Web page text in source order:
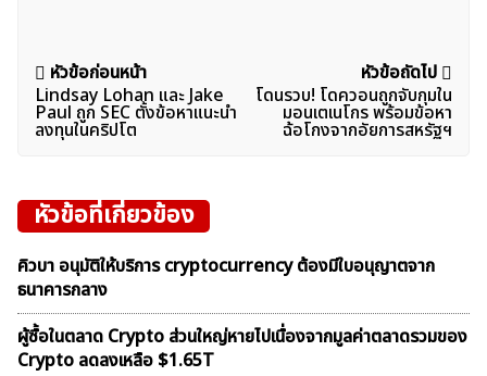
แนะแนว
เรื่อง
หัวข้อก่อนหน้า
Lindsay Lohan และ Jake
Paul ถูก SEC ตั้งข้อหาแนะนำ
ลงทุนในคริปโต
หัวข้อถัดไป
โดนรวบ! โดควอนถูกจับกุมใน
มอนเตเนโกร พร้อมข้อหา
ฉ้อโกงจากอัยการสหรัฐฯ
หัวข้อที่เกี่ยวข้อง
คิวบา อนุมัติให้บริการ cryptocurrency ต้องมีใบอนุญาตจาก
ธนาคารกลาง
ผู้ซื้อในตลาด Crypto ส่วนใหญ่หายไปเนื่องจากมูลค่าตลาดรวมของ
Crypto ลดลงเหลือ $1.65T